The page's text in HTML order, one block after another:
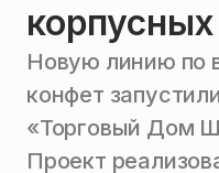
Новую линию по
конфет
«Торговый Дом
Проект